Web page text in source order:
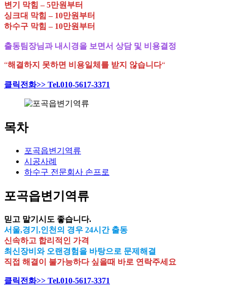
변기 막힘 – 5만원부터
싱크대 막힘 – 10만원부터
하수구 막힘 – 10만원부터
출동팀장님과 내시경을 보면서 상담 및 비용결정
“해결하지 못하면 비용일체를 받지 않습니다“
클릭전화>> Tel.010-5617-3371
목차
포곡읍변기역류
시공사례
하수구 전문회사 손프로
포곡읍변기역류
믿고 맡기시도 좋습니다.
서울,경기,인천의 경우 24시간 출동
신속하고 합리적인 가격
최신장비와 오랜경험을 바탕으로 문제해결
직접 해결이 불가능하다 싶을때 바로 연락주세요
클릭전화>> Tel.010-5617-3371